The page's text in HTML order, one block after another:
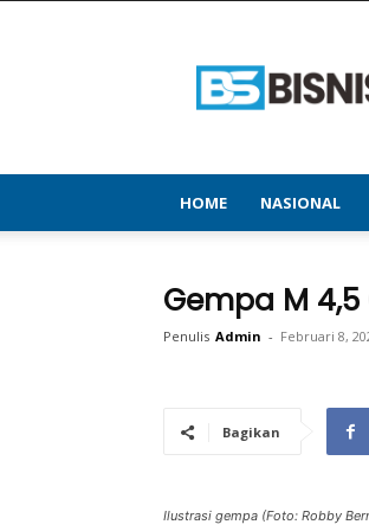
HOME NASIONAL
Gempa M
Penulis Admin - Februari 8,
Bagikan
Ilustrasi gempa (Foto: Robby